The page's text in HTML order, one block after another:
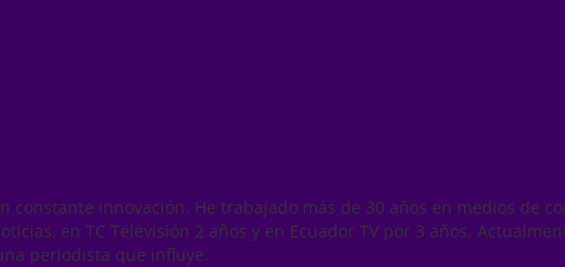
innovación. He trabajado más de 30 años en medios de
en TC Televisión 2 años y en Ecuador TV por 3 años.
periodista que influye.